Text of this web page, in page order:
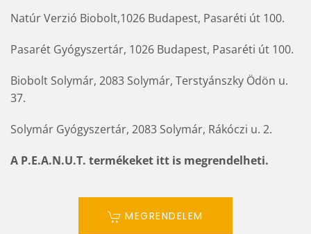
Natúr Verzió Biobolt,1026 Budapest, Pasaréti út 100.
Pasarét Gyógyszertár, 1026 Budapest, Pasaréti út 100.
Biobolt Solymár, 2083 Solymár, Terstyánszky Ödön u.
37.
Solymár Gyógyszertár, 2083 Solymár, Rákóczi u. 2.
A P.E.A.N.U.T. termékeket itt is megrendelheti.
MEGRENDELEM